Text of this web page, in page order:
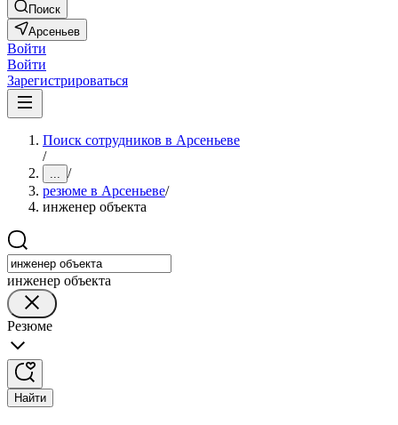
Поиск
Арсеньев
Войти
Войти
Зарегистрироваться
Поиск сотрудников в Арсеньеве
/
... /
резюме в Арсеньеве/
инженер объекта
инженер объекта
Резюме
Найти